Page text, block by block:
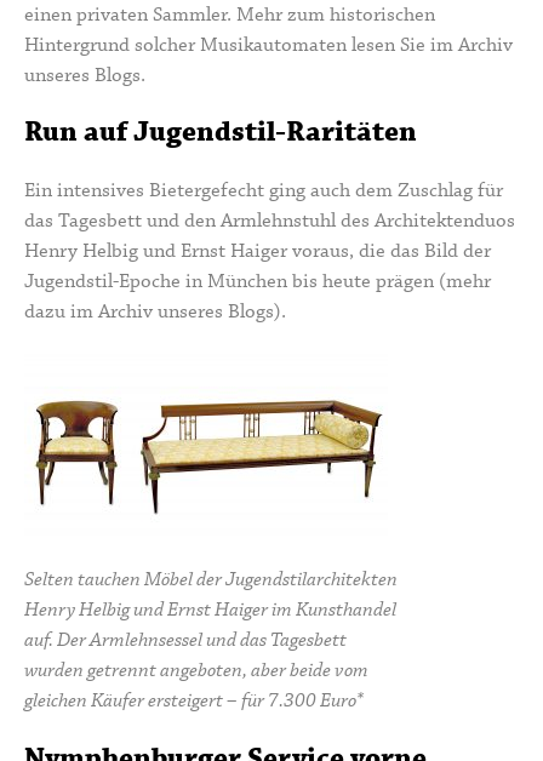
einen privaten Sammler. Mehr zum historischen
Hintergrund solcher Musikautomaten lesen Sie imArchiv
unseres Blogs.
Run auf Jugendstil-Raritäten
Ein intensives Bietergefecht ging auch dem Zuschlag für
das Tagesbett und den Armlehnstuhl des Architektenduos
Henry Helbig und Ernst Haiger voraus, die das Bild der
Jugendstil-Epoche in München bis heute prägen (mehr
dazu im Archiv unseres Blogs).
Selten tauchen Möbel der Jugendstilarchitekten
Henry Helbig und Ernst Haiger im Kunsthandel
auf. Der Armlehnsessel und das Tagesbett
wurden getrennt angeboten, aber beide vom
gleichen Käufer ersteigert – für 7.300 Euro*